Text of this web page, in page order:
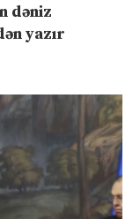
dəniz
yazır